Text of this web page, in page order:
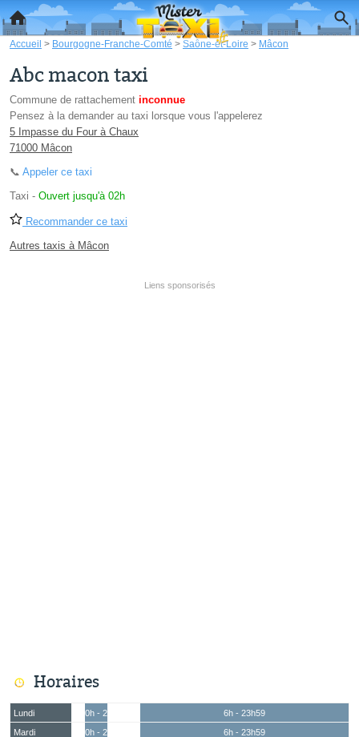
Accueil > Bourgogne-Franche-Comté > Saône-et-Loire > Mâcon
Abc macon taxi
Commune de rattachement inconnue
Pensez à la demander au taxi lorsque vous l'appelerez
5 Impasse du Four à Chaux
71000 Mâcon
📞 Appeler ce taxi
Taxi - Ouvert jusqu'à 02h
Recommander ce taxi
Autres taxis à Mâcon
Horaires
Lundi 0h - 2h
6h - 23h59
Mardi
0h - 2h
6h - 23h59